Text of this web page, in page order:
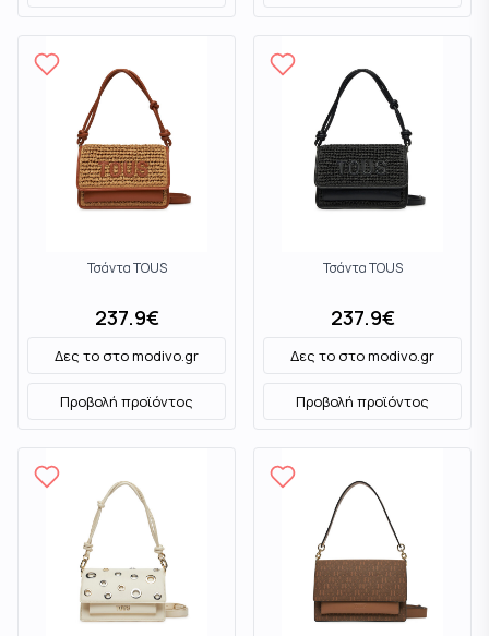
Τσάντα TOUS
237.9€
Δες το στοmodivo.gr
Προβολή προϊόντος
Τσάντα TOUS
237.9€
Δες το στοmodivo.gr
Προβολή προϊόντος